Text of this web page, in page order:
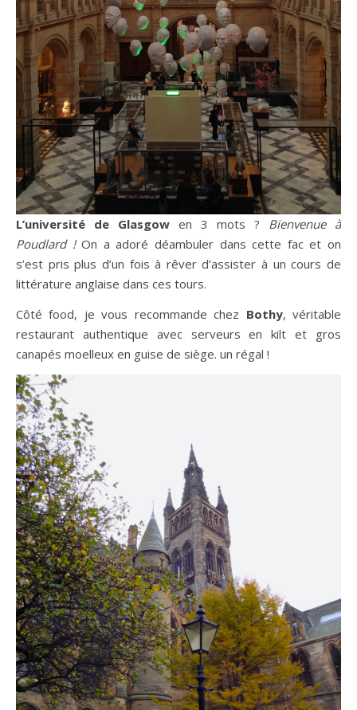
L’université de Glasgow en 3 mots ? Bienvenue à
Poudlard !On a adoré déambuler dans cette fac et on
s’est pris plus d’un fois à rêver d’assister à un cours de
littérature anglaise dans ces tours.
Côté food, je vous recommande chez Bothy, véritable
restaurant authentique avec serveurs en kilt et gros
canapés moelleux en guise de siège. un régal !